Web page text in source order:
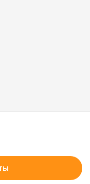
частный сектор.